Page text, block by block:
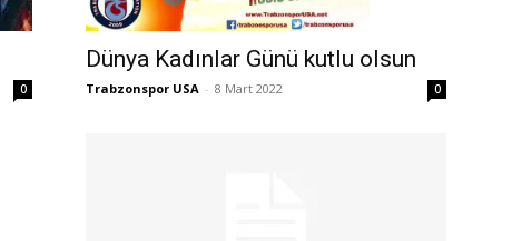
0
Dünya Kadınlar Günü kutlu olsun
Trabzonspor USA - 8 Mart 2022 0